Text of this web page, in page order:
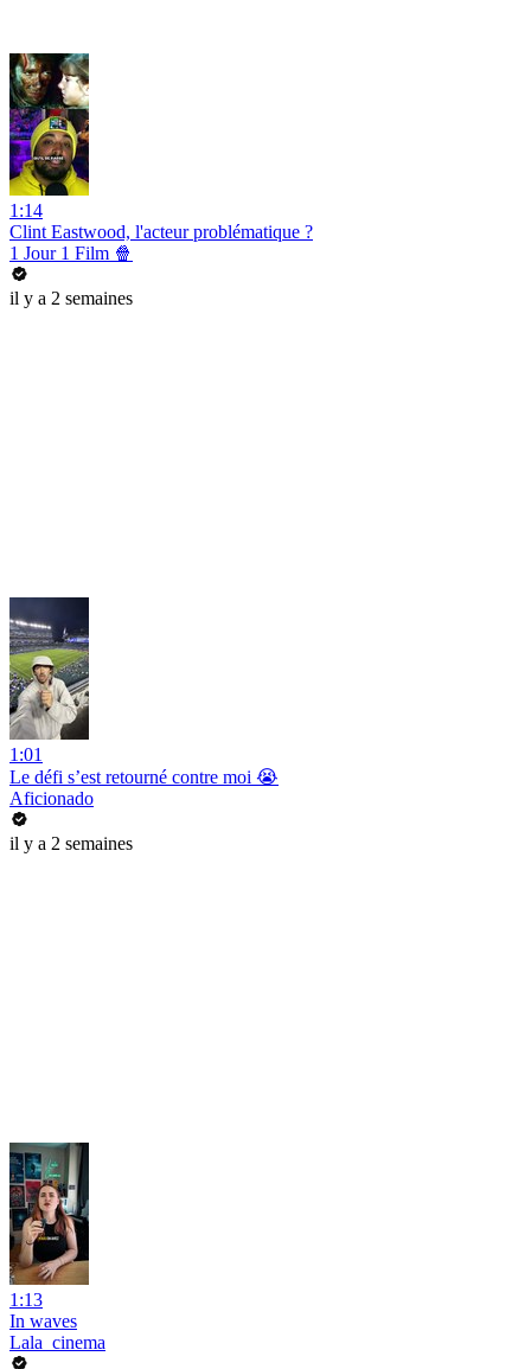
1:14
Clint Eastwood, l'acteur problématique ?
1 Jour 1 Film 🍿
il y a 2 semaines
1:01
Le défi s’est retourné contre moi 😭
Aficionado
il y a 2 semaines
1:13
In waves
Lala_cinema